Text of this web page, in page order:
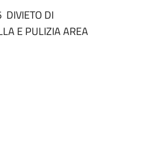
DI
E PULIZIA AREA